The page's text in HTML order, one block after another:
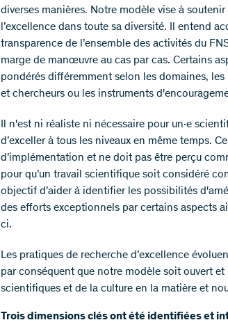
diverses manières. Notre modèle vise à
l’excellence dans toute sa diversité. Il entend
transparence de l’ensemble des activités du
marge de manœuvre au cas par cas. Certains
pondérés différemment selon les domaines, les
et chercheurs ou les instruments
Il n'est ni réaliste ni nécessaire pour un·e
d’exceller à tous les niveaux en même temps.
d’implémentation et ne doit pas être perçu
pour qu’un travail scientifique soit considéré
objectif d’aider à identifier les possibilités
des efforts exceptionnels par certains aspects
ci.
Les pratiques de recherche d’excellence
par conséquent que notre modèle soit ouvert et
scientifiques et de la culture en la matière et
Trois dimensions clés ont été identifiées et